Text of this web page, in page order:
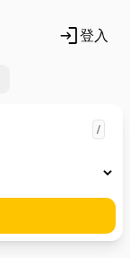
login登入
/